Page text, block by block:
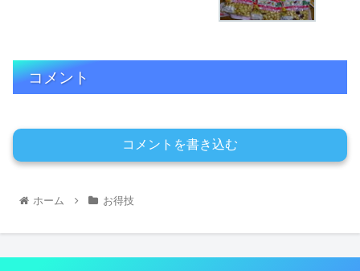
コメント
コメントを書き込む
ホーム お得技